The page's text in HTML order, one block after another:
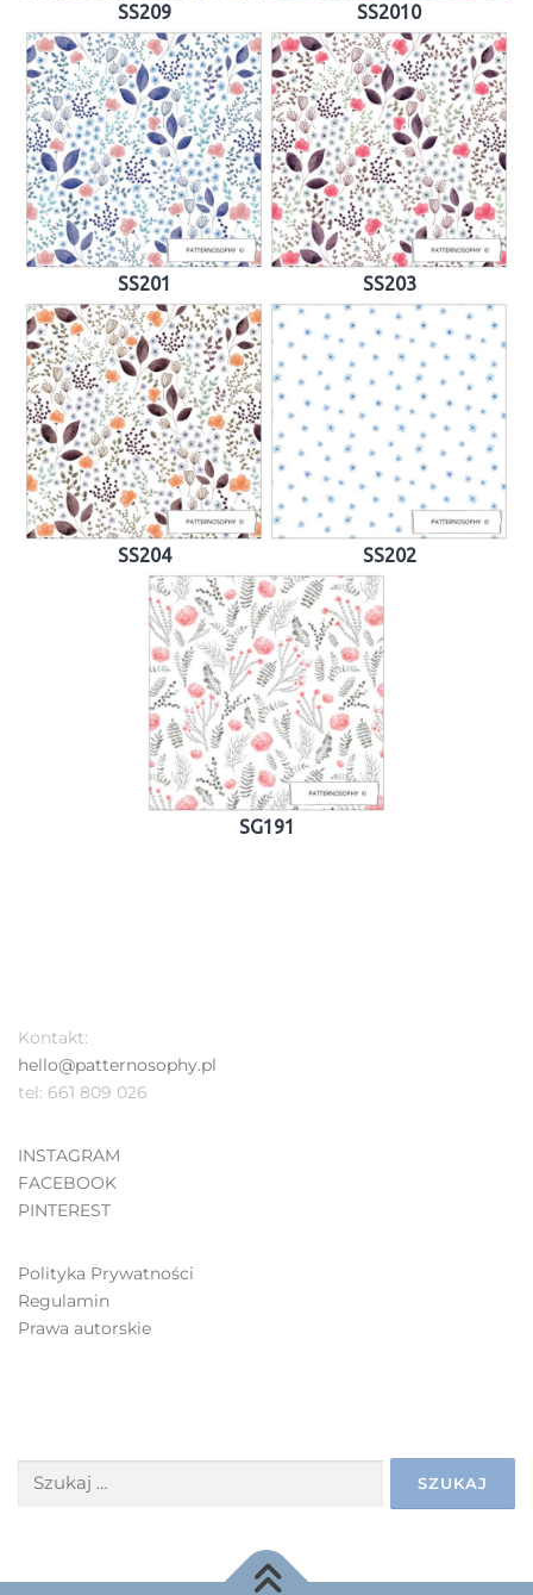
SS209 SS2010
SS201 SS203
SS204 SS202
SG191
Kontakt:
hello@patternosophy.pl
tel: 661 809 026
INSTAGRAM
FACEBOOK
PINTEREST
Polityka Prywatności
Regulamin
Prawa autorskie